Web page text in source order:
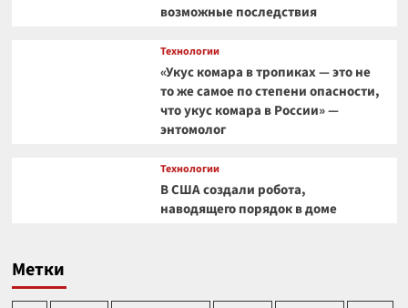
возможные последствия
Технологии
«Укус комара в тропиках — это не
то же самое по степени опасности,
что укус комара в России» —
энтомолог
Технологии
В США создали робота,
наводящего порядок в доме
Метки